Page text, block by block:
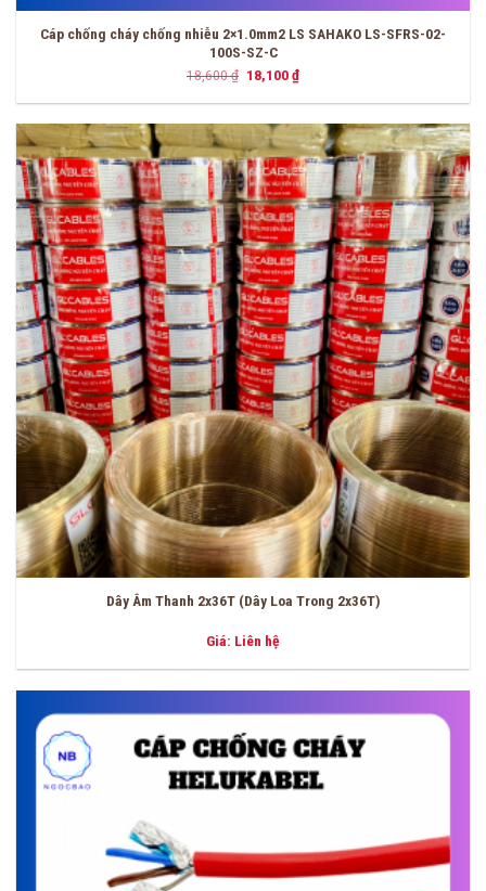
Cáp chống cháy chống nhiễu 2×1.0mm2 LS SAHAKO LS-SFRS-02-
100S-SZ-C
18,600₫ Giá
gốc
là:
18,100₫Giá
tại
18,100 ₫.
Dây Âm Thanh 2x36T (Dây Loa Trong 2x36T)
Giá: Liên hệ